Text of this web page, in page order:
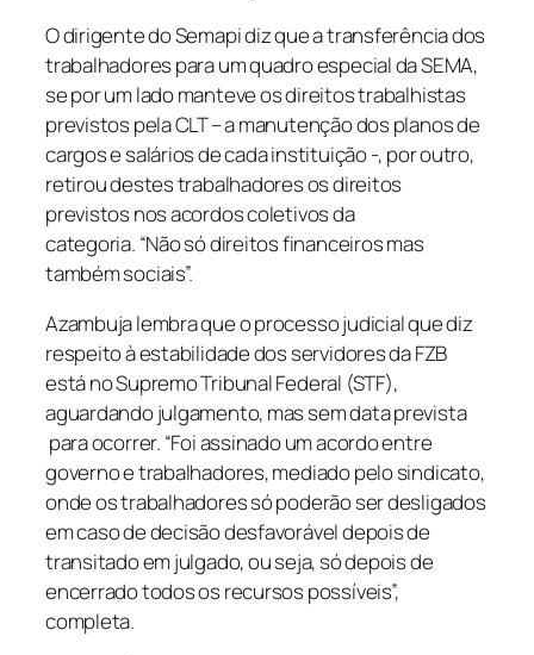
O dirigente do Semapi diz que a transferência dos
trabalhadores para um quadro especial da SEMA,
se por um lado manteve os direitos trabalhistas
previstos pela CLT – a manutenção dos planos de
cargos e salários de cada instituição -, por outro,
retirou destes trabalhadores os direitos
previstos nos acordos coletivos da
categoria. “Não só direitos financeiros mas
também sociais”.
Azambuja lembra que o processo judicial que diz
respeito à estabilidade dos servidores da FZB
está no Supremo Tribunal Federal (STF),
aguardando julgamento, mas sem data prevista
para ocorrer. “Foi assinado um acordo entre
governo e trabalhadores, mediado pelo sindicato,
onde os trabalhadores só poderão ser desligados
em caso de decisão desfavorável depois de
transitado em julgado, ou seja, só depois de
encerrado todos os recursos possíveis”,
completa.